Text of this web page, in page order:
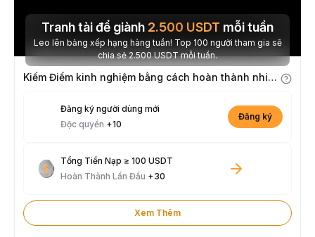
Tranh tài để giành 2.500 USDT mỗi tuần
Leo lên bảng xếp hạng hàng tuần! Top 100 người tham gia sẽ
chia sẻ 2.500 USDT mỗi tuần.
Kiếm Điểm kinh nghiệm bằng cách hoàn thành nhiệm vụ
Đăng ký người dùng mới
Độc quyền +10
Đăng ký
Tổng Tiền Nạp ≥ 100 USDT
Hoàn Thành Lần Đầu +30
Xem Thêm